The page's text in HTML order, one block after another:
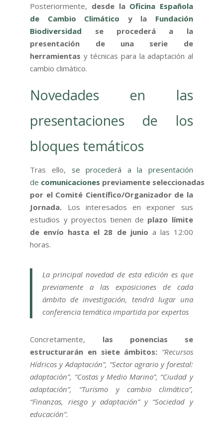
Posteriormente, desde la Oficina Española
de Cambio Climático y la Fundación
Biodiversidad se procederá a la
presentación de una serie de
herramientas y técnicas para la adaptación al
cambio climático.
Novedades en las
presentaciones de los
bloques temáticos
Tras ello, se procederá a la presentación
de comunicaciones previamente seleccionadas
por el Comité Científico/Organizador de la
Jornada. Los interesados en exponer sus
estudios y proyectos tienen de plazo límite
de envío hasta el 28 de junio a las 12:00
horas.
La principal novedad de esta edición es que
previamente a las exposiciones de cada
ámbito de investigación, tendrá lugar una
conferencia temática impartida por expertos
Concretamente, las ponencias se
estructurarán en siete ámbitos: “Recursos
Hídricos y Adaptación”, “Sector agrario y forestal:
adaptación”, “Costas y Medio Marino”, “Ciudad y
adaptación”, “Turismo y cambio climático”,
“Finanzas, riesgo y adaptación” y “Sociedad y
educación”.